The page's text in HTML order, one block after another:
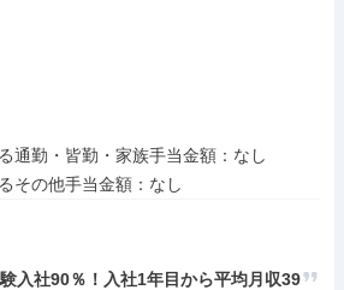
通勤・皆勤・家族手当金額：なし
験入社90％！入社1年目から平均月収39